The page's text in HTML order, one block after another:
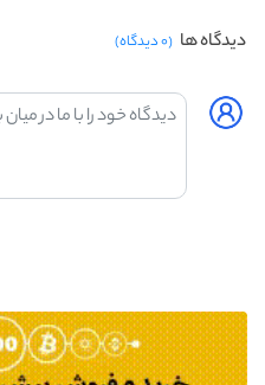
دیدگاه ها (۰ دیدگاه)